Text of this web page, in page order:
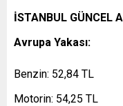
İSTANBUL GÜNCEL
Avrupa Yakası:
Benzin: 52,84 TL
Motorin: 54,25 TL